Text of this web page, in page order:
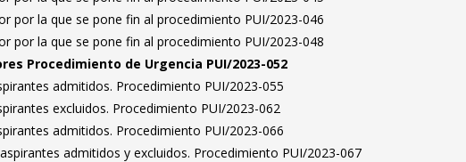
por la que se pone fin al procedimiento PUI/2023-046
por la que se pone fin al procedimiento PUI/2023-048
Procedimiento de Urgencia PUI/2023-052
admitidos. Procedimiento PUI/2023-055
excluidos. Procedimiento PUI/2023-062
admitidos. Procedimiento PUI/2023-066
admitidos y excluidos. Procedimiento PUI/2023-067